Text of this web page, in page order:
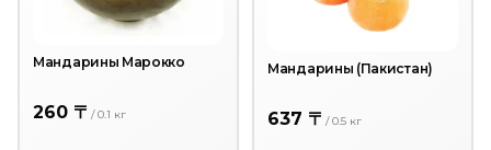
Мандарины Марокко
260 〒 /0.1 кг
Мандарины (Пакистан)
637 〒 /0.5 кг